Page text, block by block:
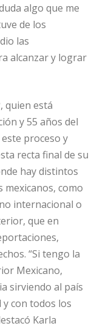
algo que me
de los
las
alcanzar y lograr
quien está
y 55 años del
proceso y
recta final de su
hay distintos
como
internacional o
que en
“Si tengo la
Mexicano,
sirviendo al país
y con todos los
Karla